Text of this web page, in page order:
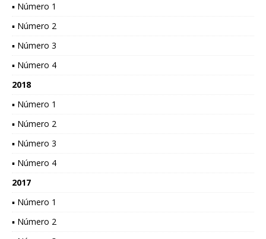
▪ Número 1
▪ Número 2
▪ Número 3
▪ Número 4
2018
▪ Número 1
▪ Número 2
▪ Número 3
▪ Número 4
2017
▪ Número 1
▪ Número 2